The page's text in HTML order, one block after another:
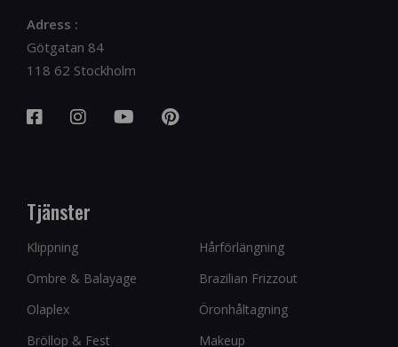
Adress :
Götgatan 84
118 62 Stockholm
Tjänster
Klippning
Hårförlängning
Ombre & Balayage
Brazilian Frizzout
Olaplex
Öronhåltagning
Bröllop & Fest
Makeup